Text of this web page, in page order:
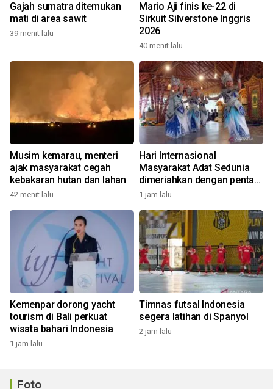
Gajah sumatra ditemukan
mati di area sawit
39 menit lalu
Mario Aji finis ke-22 di
Sirkuit Silverstone Inggris
2026
40 menit lalu
Musim kemarau, menteri
ajak masyarakat cegah
kebakaran hutan dan lahan
42 menit lalu
Hari Internasional
Masyarakat Adat Sedunia
dimeriahkan dengan pentas
seni budaya Bali
1 jam lalu
Kemenpar dorong yacht
tourism di Bali perkuat
wisata bahari Indonesia
1 jam lalu
Timnas futsal Indonesia
segera latihan di Spanyol
2 jam lalu
Foto